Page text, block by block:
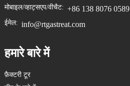
मोबाइल/व्हाट्सएप/वीचैट: +86 138 8076 0589
ईमेल: info@rtgastreat.com
हमारे बारे में
फ़ैक्टरी टूर